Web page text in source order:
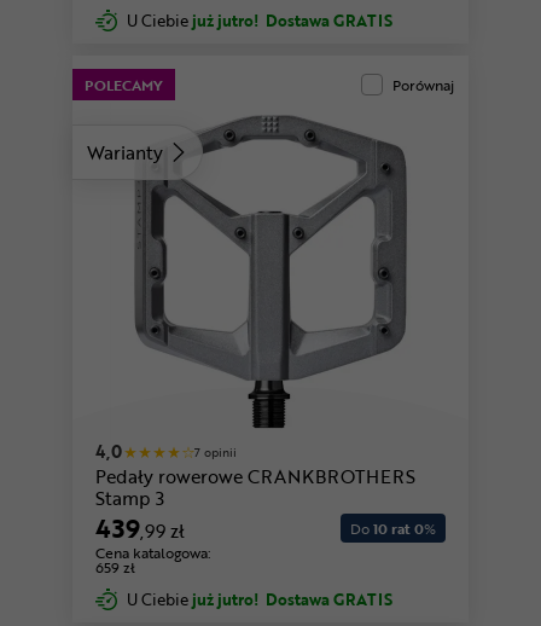
U Ciebie już jutro! Dostawa GRATIS
Warianty
POLECAMY Porównaj
4,0 7 opinii
Pedały rowerowe CRANKBROTHERS
Stamp 3
439,99 zł
Cena katalogowa:
659 zł
Do10 rat 0%
U Ciebie już jutro! Dostawa GRATIS